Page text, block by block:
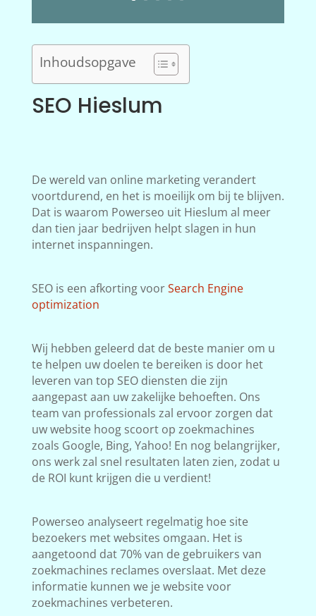
Inhoudsopgave
SEO Hieslum
De wereld van online marketing verandert
voortdurend, en het is moeilijk om bij te blijven.
Dat is waarom Powerseo uit Hieslum al meer
dan tien jaar bedrijven helpt slagen in hun
internet inspanningen.
SEO is een afkorting voorSearch Engine
optimization
Wij hebben geleerd dat de beste manier om u
te helpen uw doelen te bereiken is door het
leveren van top SEO diensten die zijn
aangepast aan uw zakelijke behoeften. Ons
team van professionals zal ervoor zorgen dat
uw website hoog scoort op zoekmachines
zoals Google, Bing, Yahoo! En nog belangrijker,
ons werk zal snel resultaten laten zien, zodat u
de ROI kunt krijgen die u verdient!
Powerseo analyseert regelmatig hoe site
bezoekers met websites omgaan. Het is
aangetoond dat 70% van de gebruikers van
zoekmachines reclames overslaat. Met deze
informatie kunnen we je website voor
zoekmachines verbeteren.